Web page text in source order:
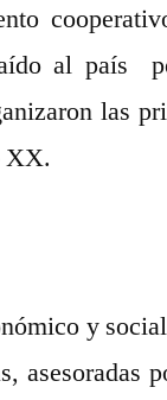
al país
las
XX.
y
asesoradas